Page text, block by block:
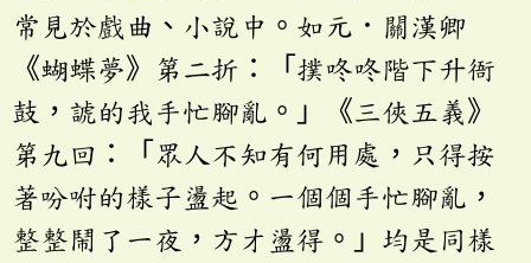
常見於戲曲、小說中。如元．關漢卿
《蝴蝶夢》第二折：「撲咚咚階下升衙
鼓，諕的我手忙腳亂。」《三俠五義》
第九回：「眾人不知有何用處，只得按
著吩咐的樣子盪起。一個個手忙腳亂，
整整鬧了一夜，方才盪得。」均是同樣